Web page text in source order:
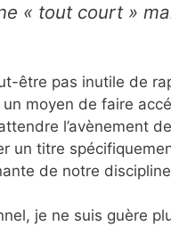
« tout court »
être pas inutile de
un moyen de faire
l’avènement
un titre
de notre
je ne suis guère